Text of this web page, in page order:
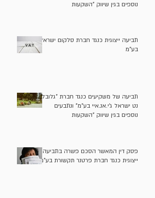
נוספים בגין שיווק "השקעות
תביעה ייצוגית כנגד חברת סלקום ישראל
בע"מ
תביעה של משקיעים כנגד חברת "גלובל
נט ישראל ג'י.אנ.איי בע"מ" ונתבעים
נוספים בגין שיווק "השקעות
פסק דין המאשר הסכם פשרה בתביעה
ייצוגית כנגד חברת פרטנר תקשורת בע"מ